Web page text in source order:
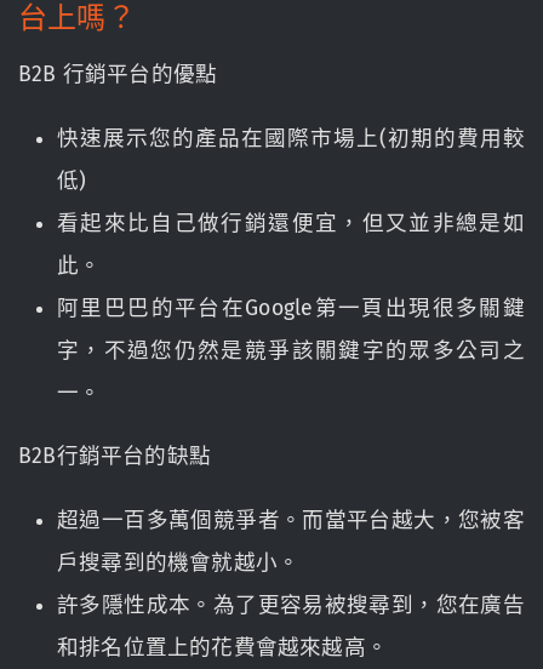
台上嗎？
B2B 行銷平台的優點
快速展示您的產品在國際市場上(初期的費用較
低)
看起來比自己做行銷還便宜，但又並非總是如
此。
阿里巴巴的平台在Google第一頁出現很多關鍵
字，不過您仍然是競爭該關鍵字的眾多公司之
一。
B2B行銷平台的缺點
超過一百多萬個競爭者。而當平台越大，您被客
戶搜尋到的機會就越小。
許多隱性成本。為了更容易被搜尋到，您在廣告
和排名位置上的花費會越來越高。